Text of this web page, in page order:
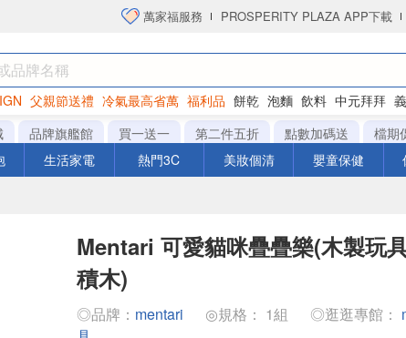
萬家福服務 PROSPERITY PLAZA APP下載
父親節送禮 冷氣最高省萬 福利品 餅乾 泡麵 飲料 中元拜拜
洋芋片
品牌旗艦館 買一送一 第二件五折 點數加碼送 檔期
生活家電 熱門3C 美妝個清 嬰童保健
Mentari 可愛貓咪疊疊樂(木製玩
積木)
◎品牌： mentari ◎規格： 1組 ◎逛逛專館：